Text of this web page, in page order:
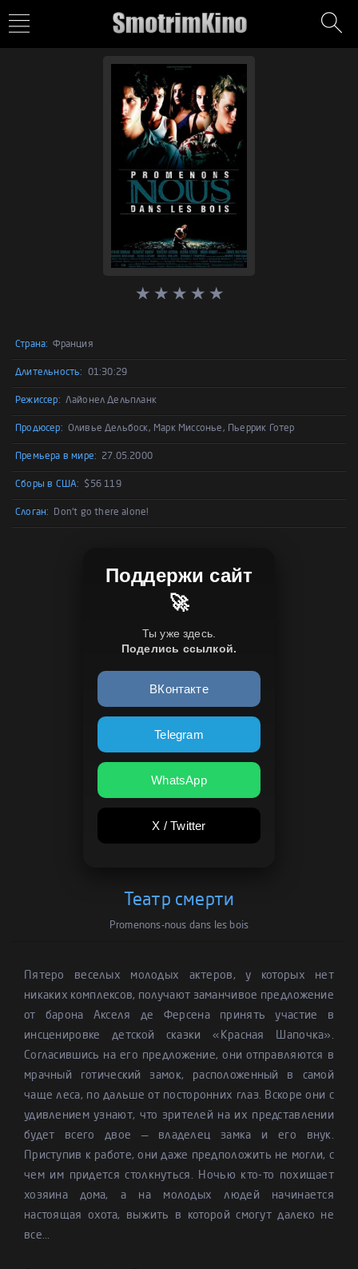
Страна: Франция
Длительность: 01:30:29
Режиссер: Лайонел Дельпланк
Продюсер: Оливье Дельбоск, Марк Миссонье, Пьеррик Готер
Премьера в мире: 27.05.2000
Сборы в США: $56 119
Слоган: Don't go there alone!
Поддержи сайт
🚀
Ты уже здесь.
Поделись ссылкой.
ВКонтакте
Telegram
WhatsApp
X / Twitter
Театр смерти
Promenons-nous dans les bois
Пятеро веселых молодых актеров, у которых нет
никаких комплексов, получают заманчивое предложение
от барона Акселя де Ферсена принять участие в
инсценировке детской сказки «Красная Шапочка».
Согласившись на его предложение, они отправляются в
мрачный готический замок, расположенный в самой
чаще леса, по дальше от посторонних глаз. Вскоре они с
удивлением узнают, что зрителей на их представлении
будет всего двое — владелец замка и его внук.
Приступив к работе, они даже предположить не могли, с
чем им придется столкнуться. Ночью кто-то похищает
хозяина дома, а на молодых людей начинается
настоящая охота, выжить в которой смогут далеко не
все...